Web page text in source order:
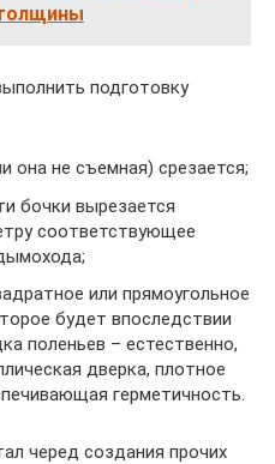
подготовку
она не съемная) срезается;
бочки вырезается
соответствующее
или прямоугольное
будет впоследствии
поленьев – естественно,
дверка, плотное
герметичность.
черед создания прочих